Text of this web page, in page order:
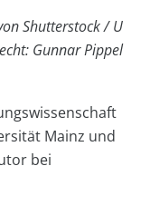
Shutterstock / U
Gunnar Pippel
Mainz und
bei